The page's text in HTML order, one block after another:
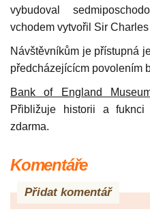
vybudoval
vchodem vytvořil Sir
Návštěvníkům je přístupná
předcházejícícm povolením
Bank of England
Přibližuje historii a
zdarma.
Komentáře
Přidat komentář